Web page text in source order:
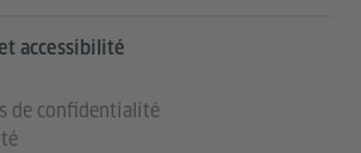
accessibilité
de confidentialité